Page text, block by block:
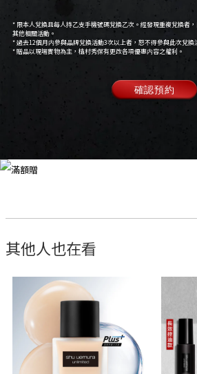
* 限本人兌換且每人持乙支手機號碼兌換乙次。經發現重複兌換者
其他相關活動。
* 過去12個月内參與品牌兌換活動3次以上者，恕不得參與此次兌換
* 贈品以現場實物為主，植村秀保有更改各項優惠内容之權利。
確認預約
其他人也在看